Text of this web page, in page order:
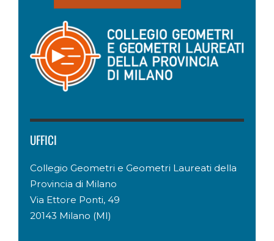
UFFICI
Collegio Geometri e Geometri Laureati della
Provincia di Milano
Via Ettore Ponti, 49
20143 Milano (MI)